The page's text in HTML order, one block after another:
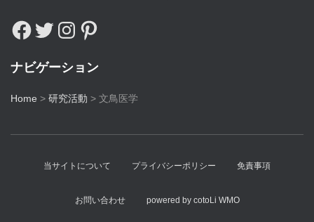
ナビゲーション
Home > 研究活動 > 文鳥医学
当サイトについて プライバシーポリシー 免責事項
お問い合わせ powered by cotoLi WMO